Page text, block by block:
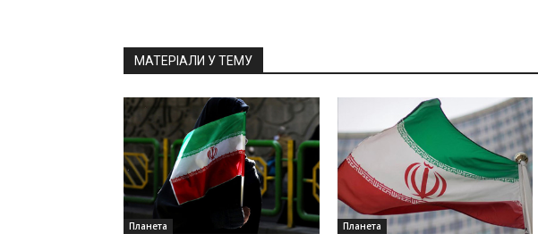
МАТЕРІАЛИ У ТЕМУ
Планета Планета